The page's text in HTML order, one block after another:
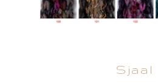
Sjaal